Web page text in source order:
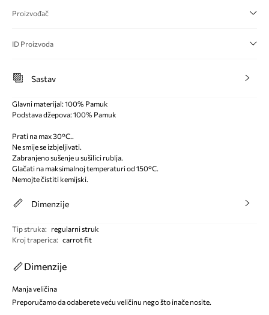
Proizvođač
ID Proizvoda
Sastav
Glavni materijal: 100% Pamuk
Podstava džepova: 100% Pamuk
Prati na max 30°C..
Ne smije se izbjeljivati.
Zabranjeno sušenje u sušilici rublja.
Glačati na maksimalnoj temperaturi od 150°C.
Nemojte čistiti kemijski.
Dimenzije
Tip struka:
regularni struk
Kroj traperica: carrot fit
Dimenzije
Manja veličina
Preporučamo da odaberete veću veličinu nego što inače nosite.